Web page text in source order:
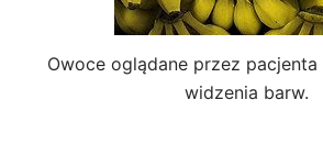
Owoce oglądane przez
widzenia barw.